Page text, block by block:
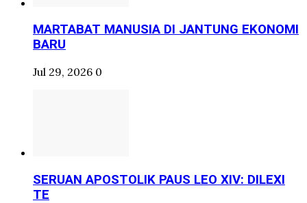
MARTABAT MANUSIA DI JANTUNG EKONOMI
BARU
Jul 29, 2026 0
SERUAN APOSTOLIK PAUS LEO XIV: DILEXI
TE